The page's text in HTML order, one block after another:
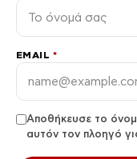
EMAIL *
Αποθήκευσε το
αυτόν τον πλοηγό